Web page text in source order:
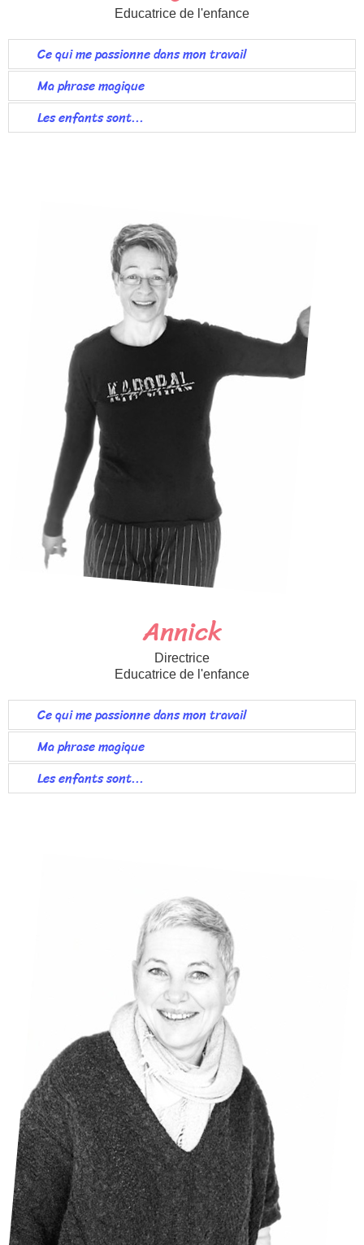
Educatrice de l'enfance
Ce qui me passionne dans mon travail
Ma phrase magique
Les enfants sont...
Annick
Directrice
Educatrice de l'enfance
Ce qui me passionne dans mon travail
Ma phrase magique
Les enfants sont...